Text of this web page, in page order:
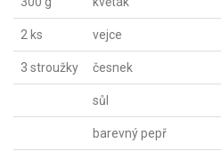
2 ks vejce
3 stroužky česnek
sůl
barevný pepř